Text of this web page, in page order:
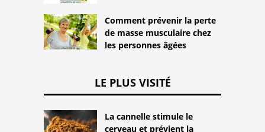
Comment prévenir la perte
de masse musculaire chez
les personnes âgées
LE PLUS VISITÉ
La cannelle stimule le
cerveau et prévient la